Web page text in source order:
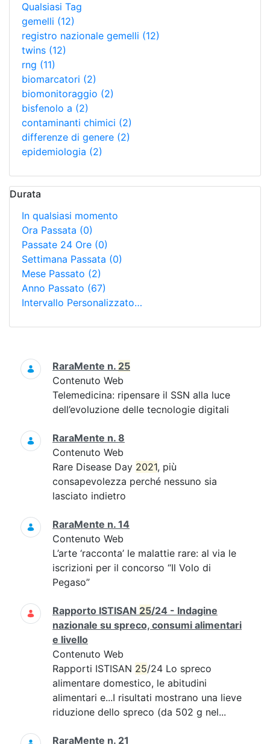
Qualsiasi Tag
gemelli (12)
registro nazionale gemelli (12)
twins (12)
rng (11)
biomarcatori (2)
biomonitoraggio (2)
bisfenolo a (2)
contaminanti chimici (2)
differenze di genere (2)
epidemiologia (2)
Durata
In qualsiasi momento
Ora Passata (0)
Passate 24 Ore (0)
Settimana Passata (0)
Mese Passato (2)
Anno Passato (67)
Intervallo Personalizzato…
Ricerca
RaraMente n. 25
Contenuto Web
Telemedicina: ripensare il SSN alla luce
dell’evoluzione delle tecnologie digitali
RaraMente n. 8
Contenuto Web
Rare Disease Day 2021, più
consapevolezza perché nessuno sia
lasciato indietro
RaraMente n. 14
Contenuto Web
L’arte ‘racconta’ le malattie rare: al via le
iscrizioni per il concorso “Il Volo di
Pegaso”
Rapporto ISTISAN 25/24 - Indagine
nazionale su spreco, consumi alimentari
e livello
Contenuto Web
Rapporti ISTISAN 25/24 Lo spreco
alimentare domestico, le abitudini
alimentari e...I risultati mostrano una lieve
riduzione dello spreco (da 502 g nel...
RaraMente n. 21